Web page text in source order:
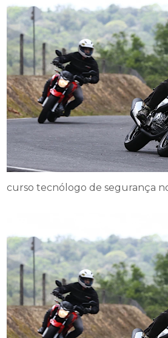
curso tecnólogo de segurança